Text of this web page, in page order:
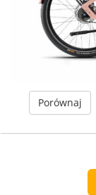
Porównaj